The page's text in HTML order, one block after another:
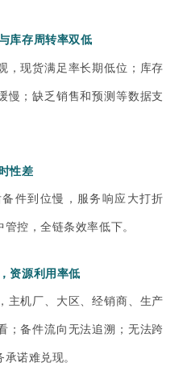
库存周转率双低
，现货满足率长期低位；库存
慢；缺乏销售和预测等数据支
性差
件到位慢，服务响应大打折
控，全链条效率低下。
资源利用率低
主机厂、大区、经销商、生产
；备件流向无法追溯；无法跨
诺难兑现。